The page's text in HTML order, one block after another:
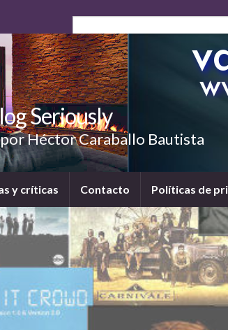
Seriously
Héctor Caraballo Bautista
y críticas Contacto Políticas de